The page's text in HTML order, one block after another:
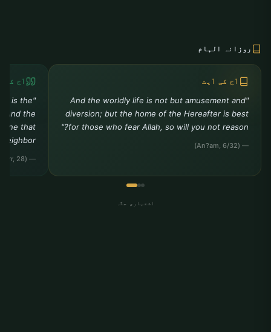
روزانہ الہام
آج کی آیت
"And the worldly life is not but amusement and
diversion; but the home of the Hereafter is best
for those who fear Allah, so will you not reason?"
— (An?am, 6/32)
آج کی
is the
And the
one that
— (Tirmidhi, Birr, 28)
اشتہاری جگہ